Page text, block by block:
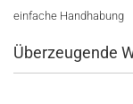
einfache Handhabung
Überzeugende